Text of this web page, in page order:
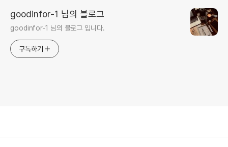
goodinfor-1 님의 블로그
goodinfor-1 님의 블로그 입니다.
구독하기